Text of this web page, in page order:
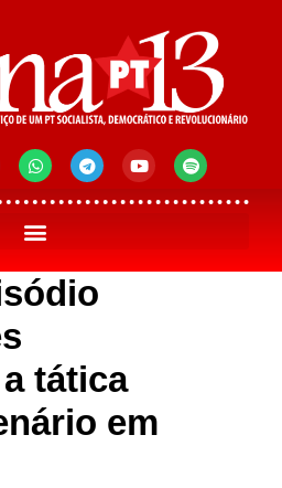
tática
em